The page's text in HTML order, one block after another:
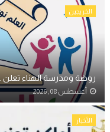
الخريجين
روضة ومدرسة الهناء
أغسطس 08, 2026
الأخبار